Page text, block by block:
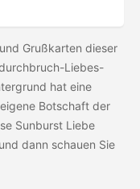
Grußkarten dieser
Liebes-
hat eine
Botschaft der
Sunburst Liebe
dann schauen Sie